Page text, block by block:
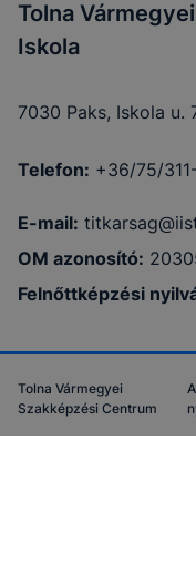
Tolna
Iskola
7030 Paks, Iskola u.
Telefon: +36/75/
E-mail:
OM azonosító:
Felnőttképzési
Tolna Vármegyei
Szakképzési Centrum